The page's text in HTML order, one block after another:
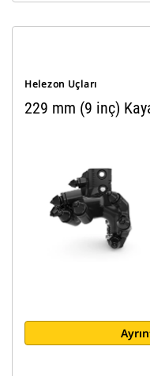
Helezon Uçları
229 mm (9 inç)